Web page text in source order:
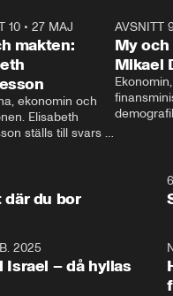
10 •27 MAJ
makten:
ekonomin och
Elisabeth
ställs till svars
AVSNITT
My
Mikael
Ekonomin,
1:06
där du bor
2025
Israel – då hyllas